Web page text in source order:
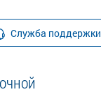
Служба поддержки